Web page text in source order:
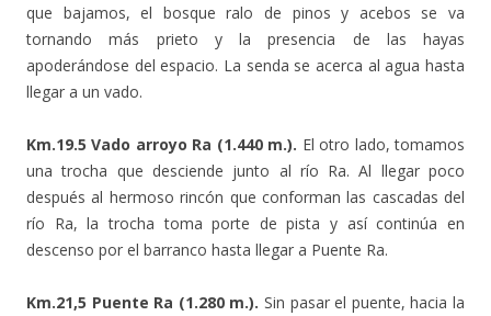
que bajamos, el bosque ralo de pinos y acebos se va
tornando más prieto y la presencia de las hayas
apoderándose del espacio. La senda se acerca al agua hasta
llegar a un vado.
Km.19.5 Vado arroyo Ra (1.440 m.). El otro lado, tomamos
una trocha que desciende junto al río Ra. Al llegar poco
después al hermoso rincón que conforman las cascadas del
río Ra, la trocha toma porte de pista y así continúa en
descenso por el barranco hasta llegar a Puente Ra.
Km.21,5 Puente Ra (1.280 m.). Sin pasar el puente, hacia la